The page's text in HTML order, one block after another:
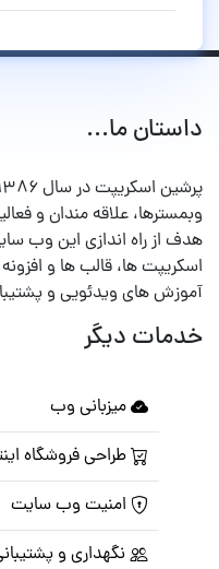
داستان ما...
وبمسترها، علاقه مندان و
هدف از راه اندازی این وب
اسکریپت ها، قالب ها و
آموزش های ویدئویی و
خدمات دیگر
میزبانی وب
طراحی فروشگاه
امنیت وب سایت
نگهداری و